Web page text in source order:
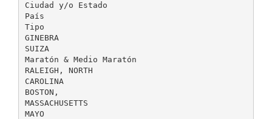
Ciudad y/o Estado
País
Tipo
GINEBRA
SUIZA
Maratón & Medio Maratón
RALEIGH, NORTH
CAROLINA
BOSTON,
MASSACHUSETTS
MAYO